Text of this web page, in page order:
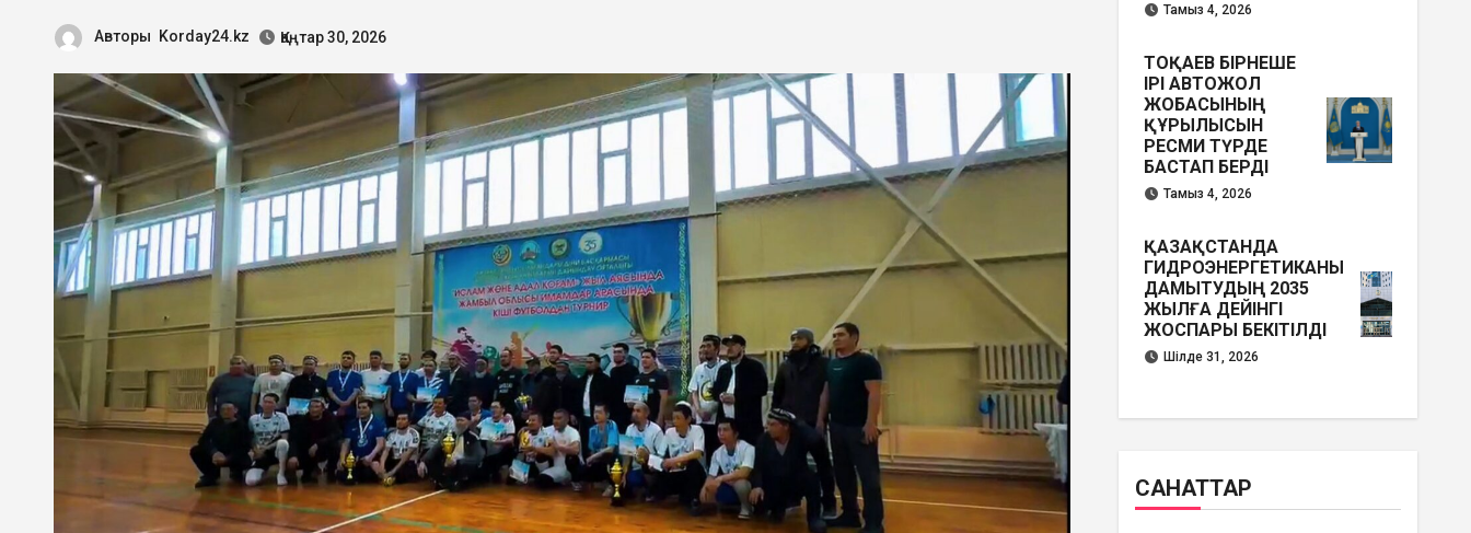
Авторы Korday24.kz Қаңтар 30, 2026
Тамыз 4, 2026
ТОҚАЕВ БІРНЕШЕ
ІРІ АВТОЖОЛ
ЖОБАСЫНЫҢ
ҚҰРЫЛЫСЫН
РЕСМИ ТҮРДЕ
БАСТАП БЕРДІ
Тамыз 4, 2026
ҚАЗАҚСТАНДА
ГИДРОЭНЕРГЕТИКАНЫ
ДАМЫТУДЫҢ 2035
ЖЫЛҒА ДЕЙІНГІ
ЖОСПАРЫ БЕКІТІЛДІ
Шілде 31, 2026
САНАТТАР